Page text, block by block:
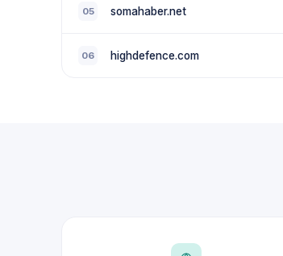
05 somahaber.net
06 highdefence.com